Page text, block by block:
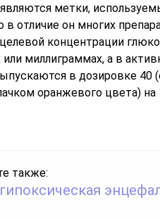
метки,
отличие он многих
концентрации
миллиграммах, а в
в дозировке 40
оранжевого цвета) на
также: